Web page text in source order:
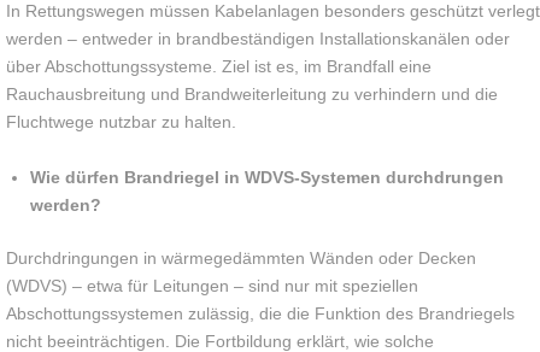
In Rettungswegen müssen Kabelanlagen besonders geschützt verlegt
werden – entweder in brandbeständigen Installationskanälen oder
über Abschottungssysteme. Ziel ist es, im Brandfall eine
Rauchausbreitung und Brandweiterleitung zu verhindern und die
Fluchtwege nutzbar zu halten.
Wie dürfen Brandriegel in WDVS-Systemen durchdrungen
werden?
Durchdringungen in wärmegedämmten Wänden oder Decken
(WDVS) – etwa für Leitungen – sind nur mit speziellen
Abschottungssystemen zulässig, die die Funktion des Brandriegels
nicht beeinträchtigen. Die Fortbildung erklärt, wie solche